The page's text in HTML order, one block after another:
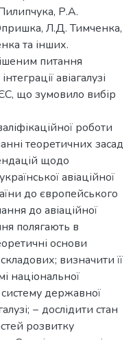
Р.А.
Л.Д. Тимченка,
та інших.
питання
авіагалузі
що зумовило вибір
роботи
теоретичних засад
щодо
авіаційної
до європейського
до авіаційної
полягають в
основи
складових; визначити її
національної
державної
− дослідити стан
розвитку